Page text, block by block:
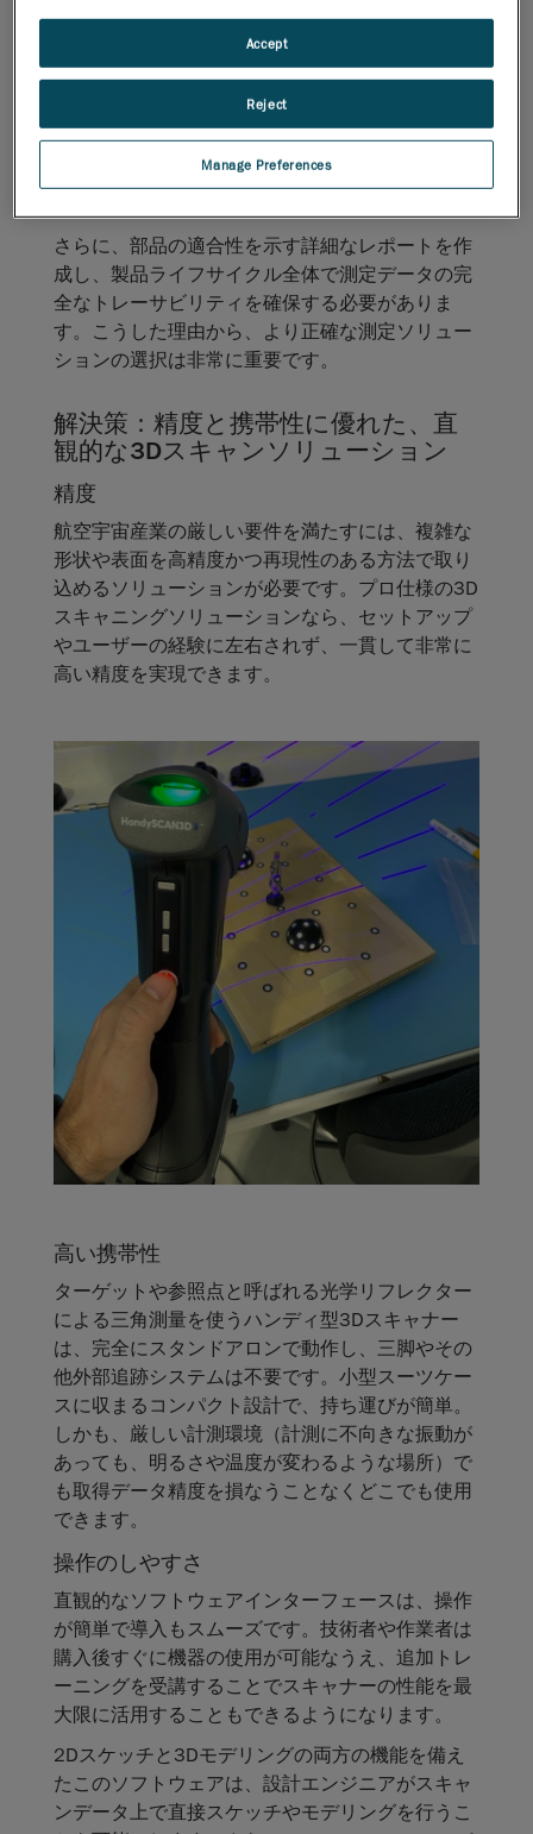
カスタムコンポーネントを設計する
場合に航空宇宙企業が回避したいマ
イナスの影響とは？
航空宇宙企業が重要な公差を確認できなければ、
主要部品の機能が損なわれます。そのため、設計
した部品の測定データをCADモデルや技術仕様と
さらに、部品の適合性を示す詳細なレポートを作
成し、製品ライフサイクル全体で測定データの完
全なトレーサビリティを確保する必要がありま
す。こうした理由から、より正確な測定ソリュー
ションの選択は非常に重要です。
解決策：精度と携帯性に優れた、直
観的な3Dスキャンソリューション
精度
航空宇宙産業の厳しい要件を満たすには、複雑な
形状や表面を高精度かつ再現性のある方法で取り
込めるソリューションが必要です。プロ仕様の3D
スキャニングソリューションなら、セットアップ
やユーザーの経験に左右されず、一貫して非常に
高い精度を実現できます。
高い携帯性
ターゲットや参照点と呼ばれる光学リフレクター
による三角測量を使うハンディ型3Dスキャナー
は、完全にスタンドアロンで動作し、三脚やその
他外部追跡システムは不要です。小型スーツケー
スに収まるコンパクト設計で、持ち運びが簡単。
しかも、厳しい計測環境（計測に不向きな振動が
あっても、明るさや温度が変わるような場所）で
も取得データ精度を損なうことなくどこでも使用
できます。
操作のしやすさ
直観的なソフトウェアインターフェースは、操作
が簡単で導入もスムーズです。技術者や作業者は
購入後すぐに機器の使用が可能なうえ、追加トレ
ーニングを受講することでスキャナーの性能を最
大限に活用することもできるようになります。
2Dスケッチと3Dモデリングの両方の機能を備え
たこのソフトウェアは、設計エンジニアがスキャ
ンデータ上で直接スケッチやモデリングを行うこ
Manage Preferences
Reject
Accept